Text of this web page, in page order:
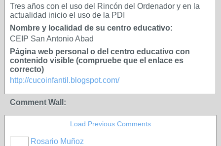
Tres años con el uso del Rincón del Ordenador y en la
actualidad inicio el uso de la PDI
Nombre y localidad de su centro educativo:
CEIP San Antonio Abad
Página web personal o del centro educativo con
contenido visible (compruebe que el enlace es
correcto)
http://cucoinfantil.blogspot.com/
Comment Wall:
Load Previous Comments
Rosario Muñoz